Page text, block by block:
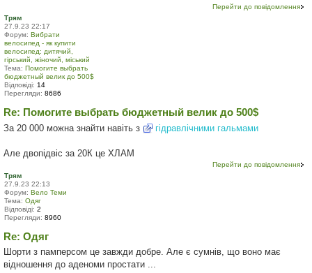
Перейти до повідомлення
Трям
27.9.23 22:17
Форум: Вибрати
велосипед - як купити
велосипед: дитячий,
гірський, жіночий, міський
Тема: Помогите выбрать
бюджетный велик до 500$
Відповіді: 14
Перегляди: 8686
Re: Помогите выбрать бюджетный велик до 500$
За 20 000 можна знайти навіть з гідравлічними гальмами
Але двопідвіс за 20К це ХЛАМ
Перейти до повідомлення
Трям
27.9.23 22:13
Форум: Вело Теми
Тема: Одяг
Відповіді: 2
Перегляди: 8960
Re: Одяг
Шорти з памперсом це завжди добре. Але є сумнів, що воно має
відношення до аденоми простати ...